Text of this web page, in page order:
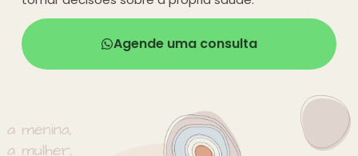
Agende uma consulta